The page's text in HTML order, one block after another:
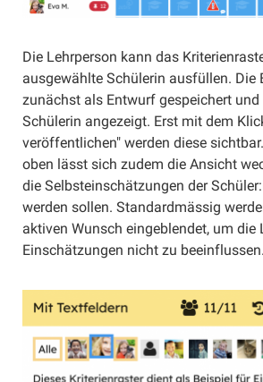
Die Lehrperson kann das
ausgewählte Schülerin ausfüllen. Die
zunächst als Entwurf gespeichert
Schülerin angezeigt. Erst mit dem
veröffentlichen" werden diese
oben lässt sich zudem die Ansicht
die Selbsteinschätzungen der
werden sollen. Standardmässig
aktiven Wunsch eingeblendet, um die
Einschätzungen nicht zu beeinflussen.
Materialien erstellen
Abgabeformen
Anhänge
Sammlung
Selbsttest
Umfrage
Interaktiv (extern)
Materialien freigegeben
Materialien archivieren
Materialien exportieren